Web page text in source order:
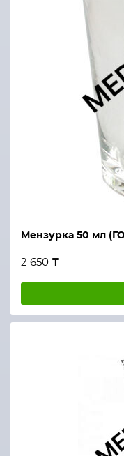
Мензурка 50 мл
2 650 ₸